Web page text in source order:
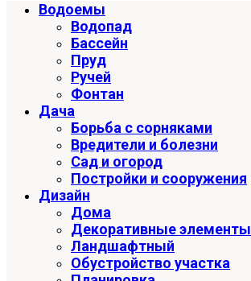
Водоемы
Водопад
Бассейн
Пруд
Ручей
Фонтан
Дача
Борьба с сорняками
Вредители и болезни
Сад и огород
Постройки и сооружения
Дизайн
Дома
Декоративные элементы
Ландшафтный
Обустройство участка